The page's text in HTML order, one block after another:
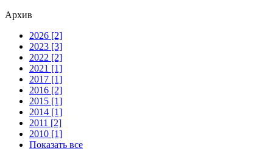
Архив
2026 [2]
2023 [3]
2022 [2]
2021 [1]
2017 [1]
2016 [2]
2015 [1]
2014 [1]
2011 [2]
2010 [1]
Показать все